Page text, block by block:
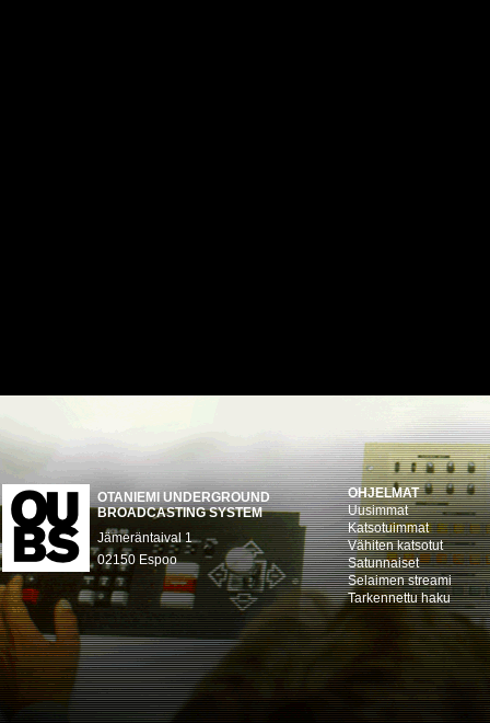
OTANIEMI UNDERGROUND
BROADCASTING SYSTEM
Jämeräntaival 1
02150 Espoo
OHJELMAT
Uusimmat
Katsotuimmat
Vähiten katsotut
Satunnaiset
Selaimen streami
Tarkennettu haku